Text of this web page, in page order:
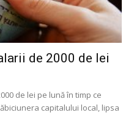
de 2000 de lei
de lei pe lună în timp ce
capitalului local, lipsa